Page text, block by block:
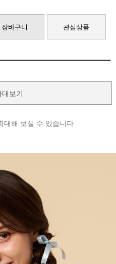
장바구니 관심상품
대보기
대해 보실 수 있습니다